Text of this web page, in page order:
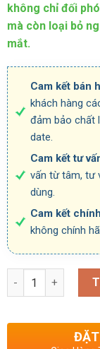
không chỉ đối
mà còn loại bỏ
mắt.
Cam kết bán
khách hàng
đảm bảo chất
date.
Cam kết tư
vấn từ tâm, tư
dùng.
Cam kết
không chính
Số lượng
ĐẶT